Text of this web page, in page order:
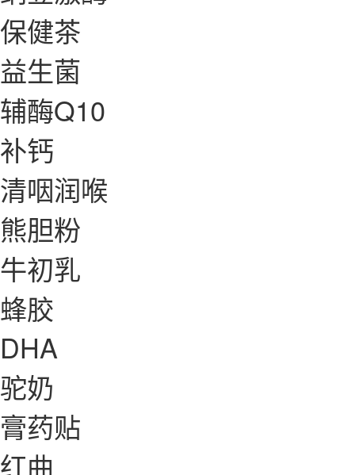
保健茶
益生菌
辅酶Q10
补钙
清咽润喉
熊胆粉
牛初乳
蜂胶
DHA
驼奶
膏药贴
红曲